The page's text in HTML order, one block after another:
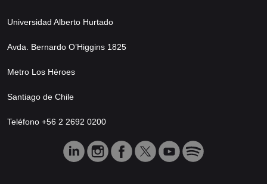
Universidad Alberto Hurtado
Avda. Bernardo O’Higgins 1825
Metro Los Héroes
Santiago de Chile
Teléfono +56 2 2692 0200